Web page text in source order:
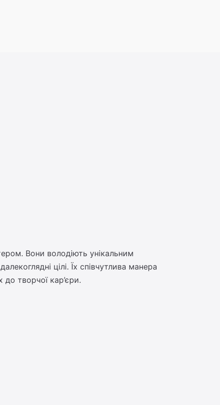
Вони володіють унікальним
цілі. Їх співчутлива манера
творчої кар’єри.